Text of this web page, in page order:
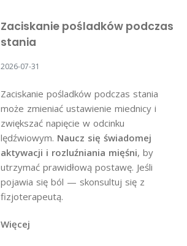
Zaciskanie pośladków podczas
stania
2026-07-31
Zaciskanie pośladków podczas stania
może zmieniać ustawienie miednicy i
zwiększać napięcie w odcinku
lędźwiowym. Naucz się świadomej
aktywacji i rozluźniania mięśni, by
utrzymać prawidłową postawę. Jeśli
pojawia się ból — skonsultuj się z
fizjoterapeutą.
Więcej